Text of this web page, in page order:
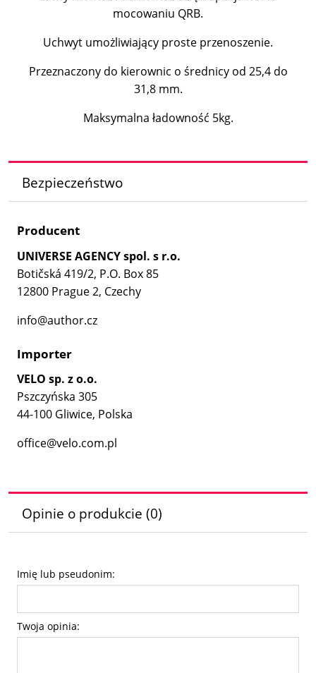
mocowaniu QRB.
Uchwyt umożliwiający proste przenoszenie.
Przeznaczony do kierownic o średnicy od 25,4 do
31,8 mm.
Maksymalna ładowność 5kg.
Bezpieczeństwo
Producent
UNIVERSE AGENCY spol. s r.o.
Botičská 419/2, P.O. Box 85
12800 Prague 2, Czechy
info@author.cz
Importer
VELO sp. z o.o.
Pszczyńska 305
44-100 Gliwice, Polska
office@velo.com.pl
Opinie o produkcie (0)
Imię lub pseudonim:
Twoja opinia: